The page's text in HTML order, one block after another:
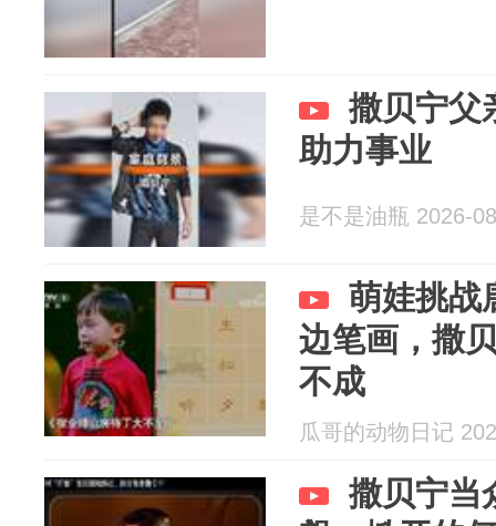
撒贝宁父
助力事业
是不是油瓶 2026-
萌娃挑战
边笔画，撒
不成
瓜哥的动物日记
撒贝宁当